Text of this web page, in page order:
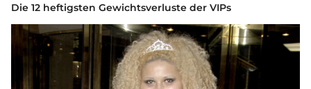
Die 12 heftigsten Gewichtsverluste der VIPs